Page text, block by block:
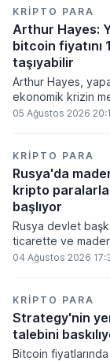
KRIPTO PARA
Arthur Hayes:
bitcoin fiyatını
taşıyabilir
Arthur Hayes,
ekonomik krizin
basmaya
kayıplarının
küresel likidite
ve bitcoinin bu
varlık olacağı
05 Ağustos 2026
KRIPTO PARA
Rusya'da
kripto
başlıyor
Rusya devlet
ticarette ve
kripto varlıkların
elde edilen dijital
altında
alımlarında
04 Ağustos 2026
KRIPTO PARA
Strategy'nin
talebini
Bitcoin fiyatlarında